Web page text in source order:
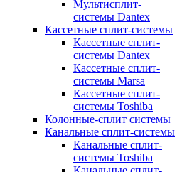
Мультисплит-
системы Dantex
Кассетные сплит-системы
Кассетные сплит-
системы Dantex
Кассетные сплит-
системы Marsa
Кассетные сплит-
системы Toshiba
Колонные-сплит системы
Канальные сплит-системы
Канальные сплит-
системы Toshiba